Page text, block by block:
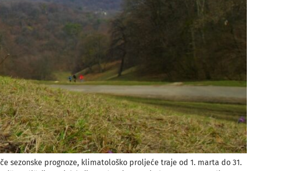
sezonske prognoze, klimatološko proljeće traje od 1. marta do 31.